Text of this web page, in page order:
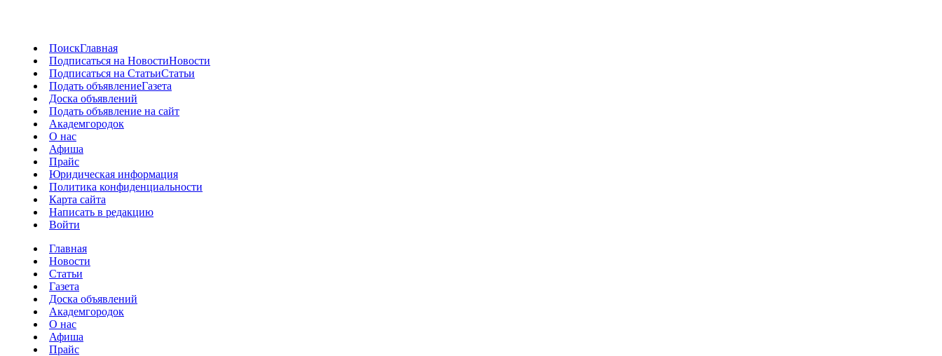
ПоискГлавная
Подписаться на НовостиНовости
Подписаться на СтатьиСтатьи
Подать объявлениеГазета
Доска объявлений
Подать объявление на сайт
Академгородок
О нас
Афиша
Прайс
Юридическая информация
Политика конфиденциальности
Карта сайта
Написать в редакцию
Войти
Главная
Новости
Статьи
Газета
Доска объявлений
Академгородок
О нас
Афиша
Прайс